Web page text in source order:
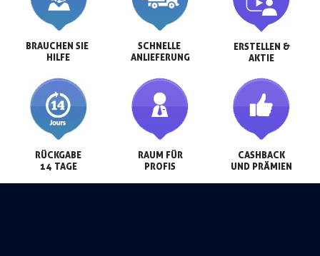
BRAUCHEN SIE
HILFE
SCHNELLE
ANLIEFERUNG
ERSTELLEN &
AKTIE
RÜCKGABE
14 TAGE
RAUM FÜR
PROFIS
CASHBACK
UND PRÄMIEN